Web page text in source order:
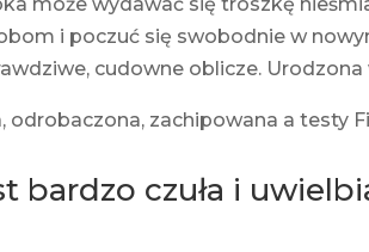
i poczuć się swobodnie w
cudowne oblicze. Urodzona
odrobaczona, zachipowana a testy
bardzo czuła i